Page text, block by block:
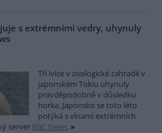
s extrémními vedry, uhynuly
Tři lvice v zoologické zahradě v
japonském Tokiu uhynuly
pravděpodobně v důsledku
horka. Japonsko se toto léto
potýká s vlnami extrémních
server BBC News.